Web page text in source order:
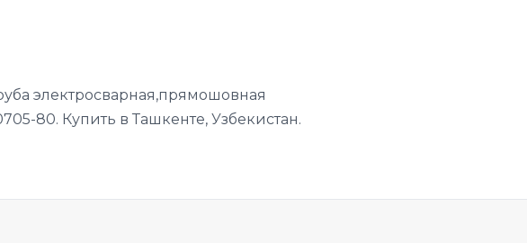
электросварная,прямошовная
80. Купить в Ташкенте, Узбекистан.